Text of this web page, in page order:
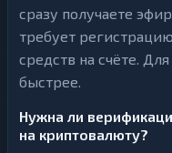
сразу получаете
требует
средств на счёте.
быстрее.
Нужна ли
на криптовалюту?